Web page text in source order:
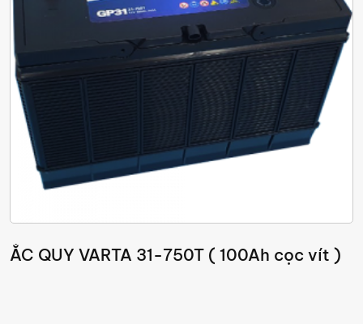
ẮC QUY VARTA 31-750T ( 100Ah cọc vít )